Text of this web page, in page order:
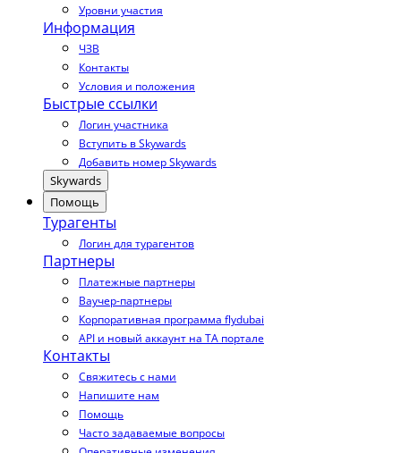
Уровни участия
Информация
ЧЗВ
Контакты
Условия и положения
Быстрые ссылки
Логин участника
Вступить в Skywards
Добавить номер Skywards
Skywards
Помощь
Турагенты
Логин для турагентов
Партнеры
Платежные партнеры
Ваучер-партнеры
Корпоративная программа flydubai
API и новый аккаунт на TA портале
Контакты
Свяжитесь с нами
Напишите нам
Помощь
Часто задаваемые вопросы